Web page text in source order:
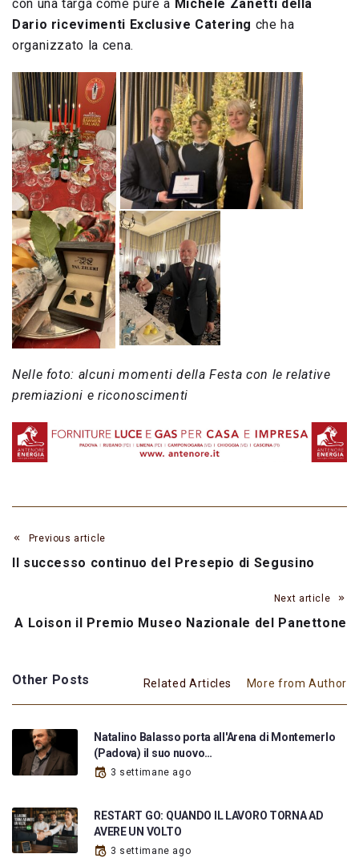
con una targa come pure a Michele Zanetti della
Dario ricevimenti Exclusive Catering che ha
organizzato la cena.
Nelle foto: alcuni momenti della Festa con le relative
premiazioni e riconoscimenti
Previous article
Il successo continuo del Presepio di Segusino
Next article
A Loison il Premio Museo Nazionale del Panettone
Other Posts Related Articles More from Author
Natalino Balasso porta all'Arena di Montemerlo
(Padova) il suo nuovo…
3 settimane ago
RESTART GO: QUANDO IL LAVORO TORNA AD
AVERE UN VOLTO
3 settimane ago